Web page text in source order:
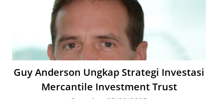
Guy Anderson Ungkap Strategi Investasi
Mercantile Investment Trust